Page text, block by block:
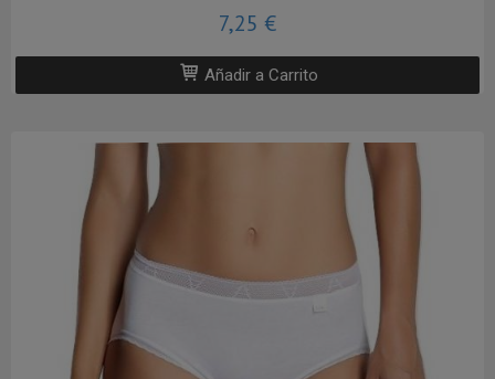
7,25 €
Añadir a Carrito